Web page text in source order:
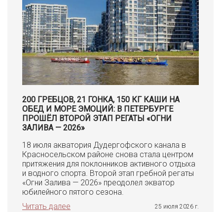
200 ГРЕБЦОВ, 21 ГОНКА, 150 КГ КАШИ НА
ОБЕД И МОРЕ ЭМОЦИЙ: В ПЕТЕРБУРГЕ
ПРОШЁЛ ВТОРОЙ ЭТАП РЕГАТЫ «ОГНИ
ЗАЛИВА — 2026»
18 июля акватория Дудергофского канала в
Красносельском районе снова стала центром
притяжения для поклонников активного отдыха
и водного спорта. Второй этап гребной регаты
«Огни Залива — 2026» преодолел экватор
юбилейного пятого сезона.
Читать далее
25 июля 2026 г.